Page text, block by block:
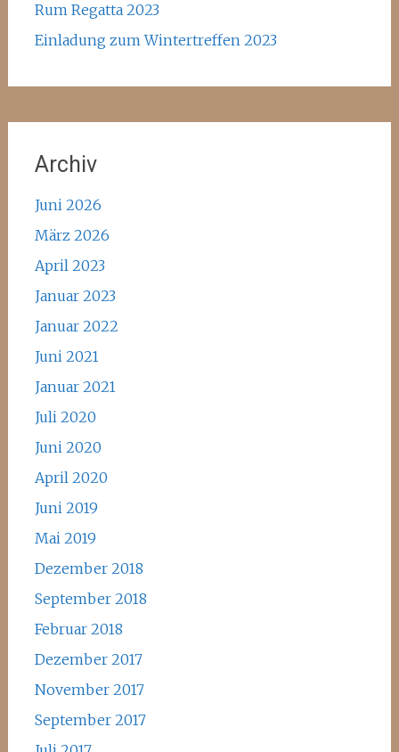
Rum Regatta 2023
Einladung zum Wintertreffen 2023
Archiv
Juni 2026
März 2026
April 2023
Januar 2023
Januar 2022
Juni 2021
Januar 2021
Juli 2020
Juni 2020
April 2020
Juni 2019
Mai 2019
Dezember 2018
September 2018
Februar 2018
Dezember 2017
November 2017
September 2017